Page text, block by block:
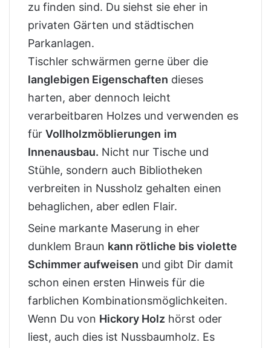
zu finden sind. Du siehst sie eher in
privaten Gärten und städtischen
Parkanlagen.
Tischler schwärmen gerne über die
langlebigen Eigenschaften dieses
harten, aber dennoch leicht
verarbeitbaren Holzes und verwenden es
für Vollholzmöblierungen im
Innenausbau. Nicht nur Tische und
Stühle, sondern auch Bibliotheken
verbreiten in Nussholz gehalten einen
behaglichen, aber edlen Flair.
Seine markante Maserung in eher
dunklem Braun kann rötliche bis violette
Schimmer aufweisen und gibt Dir damit
schon einen ersten Hinweis für die
farblichen Kombinationsmöglichkeiten.
Wenn Du von Hickory Holz hörst oder
liest, auch dies ist Nussbaumholz. Es